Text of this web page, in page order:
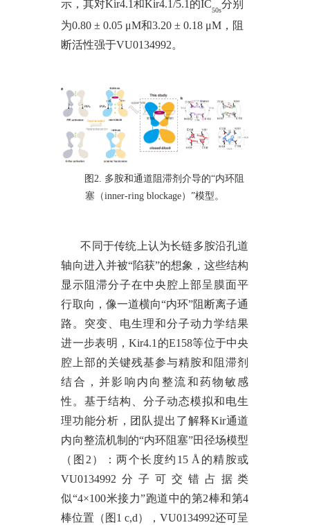
示，其对Kir4.1和Kir4.1/5.1的IC
50s
分别
为0.80 ± 0.05 μM和3.20 ± 0.18 μM，阻
断活性强于VU0134992。
图2. 多胺和通道阻滞剂介导的“内环阻
塞（inner-ring blockage）”模型。
不同于传统上认为长链多胺沿孔道
轴向进入并被“陷获”的想象，这些结构
显示阻滞分子在中央腔上部呈膜面平
行取向，像一道横向“内环”阻断离子通
路。突变、电生理和分子动力学结果
进一步表明，Kir4.1的E158等位于中央
腔上部的关键残基参与精胺和阻滞剂
结合，并影响内向整流和药物敏感
性。基于结构、分子动态模拟和电生
理功能分析，团队提出了解释Kir通道
内向整流机制的“内环阻塞”田径场模型
（图2）：两个长度约15 Å的精胺或
VU0134992分子可交错占据类
似“4×100米接力”跑道中的第2棒和第4
棒位置（图1 c,d），VU0134992还可呈